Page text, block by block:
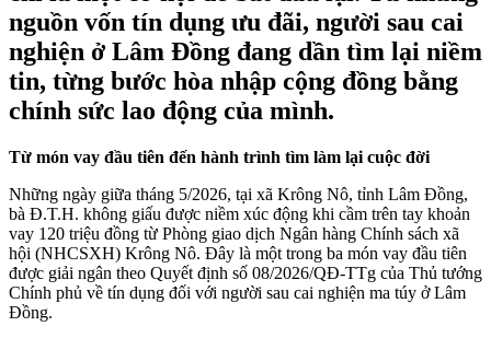
nguồn vốn tín dụng ưu đãi, người sau cai
nghiện ở Lâm Đồng đang dần tìm lại niềm
tin, từng bước hòa nhập cộng đồng bằng
chính sức lao động của mình.
Từ món vay đầu tiên đến hành trình tìm làm lại cuộc đời
Những ngày giữa tháng 5/2026, tại xã Krông Nô, tỉnh Lâm Đồng,
bà Đ.T.H. không giấu được niềm xúc động khi cầm trên tay khoản
vay 120 triệu đồng từ Phòng giao dịch Ngân hàng Chính sách xã
hội (NHCSXH) Krông Nô. Đây là một trong ba món vay đầu tiên
được giải ngân theo Quyết định số 08/2026/QĐ-TTg của Thủ tướng
Chính phủ về tín dụng đối với người sau cai nghiện ma túy ở Lâm
Đồng.